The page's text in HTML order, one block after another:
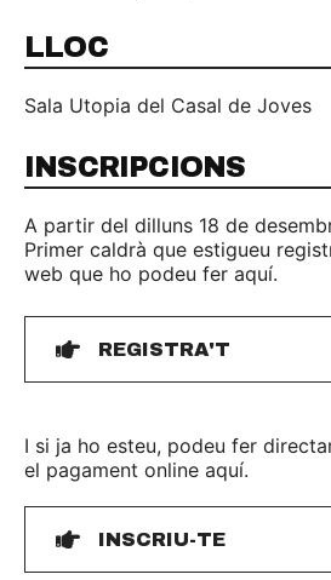
LLOC
Sala Utopia del Casal de Joves
INSCRIPCIONS
A partir del dilluns 18 de
Primer caldrà que estigueu
web que ho podeu fer aquí.
REGISTRA'T
I si ja ho esteu, podeu fer
el pagament online aquí.
INSCRIU-TE